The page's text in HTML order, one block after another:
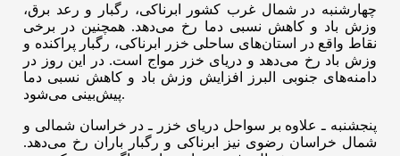
چهارشنبه در شمال غرب کشور ابرناکی، رگبار و رعد برق،
وزش باد و کاهش نسبی دما رخ می‌دهد. همچنین در برخی
نقاط واقع در استان‌های ساحلی خزر ابرناکی، رگبار پراکنده و
وزش باد رخ می‌دهد و دریای خزر مواج است. در این روز در
دامنه‌های جنوبی البرز افزایش وزش باد و کاهش نسبی دما
پیش‌بینی می‌شود.
پنجشنبه ـ علاوه بر سواحل دریای خزر ـ در خراسان شمالی و
شمال خراسان رضوی نیز ابرناکی و رگبار باران رخ می‌دهد.